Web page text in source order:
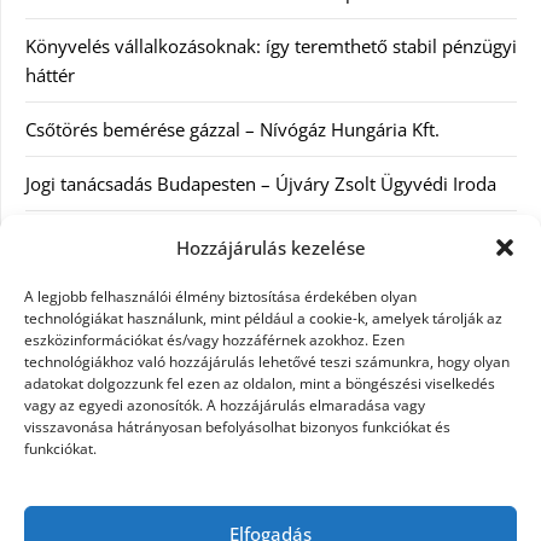
Hozzájárulás kezelése
A legjobb felhasználói élmény biztosítása érdekében olyan
technológiákat használunk, mint például a cookie-k, amelyek tárolják az
eszközinformációkat és/vagy hozzáférnek azokhoz. Ezen
technológiákhoz való hozzájárulás lehetővé teszi számunkra, hogy olyan
adatokat dolgozzunk fel ezen az oldalon, mint a böngészési viselkedés
vagy az egyedi azonosítók. A hozzájárulás elmaradása vagy
visszavonása hátrányosan befolyásolhat bizonyos funkciókat és
funkciókat.
Elfogadás
Könyvelés vállalkozásoknak: így teremthető stabil pénzügyi
háttér
Csőtörés bemérése gázzal – Nívógáz Hungária Kft.
Jogi tanácsadás Budapesten – Újváry Zsolt Ügyvédi Iroda
Arckrémek – mit érdemes tudni az öregedés lassításáról és
Kategóriák
Egyéb kategória
Szolgáltatás
Szórakozás